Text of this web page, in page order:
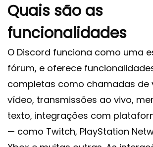
Quais são as
funcionalidades
O Discord funciona como uma
fórum, e oferece
completas como chamadas de
vídeo, transmissões ao vivo,
texto, integrações com
— como Twitch, PlayStation